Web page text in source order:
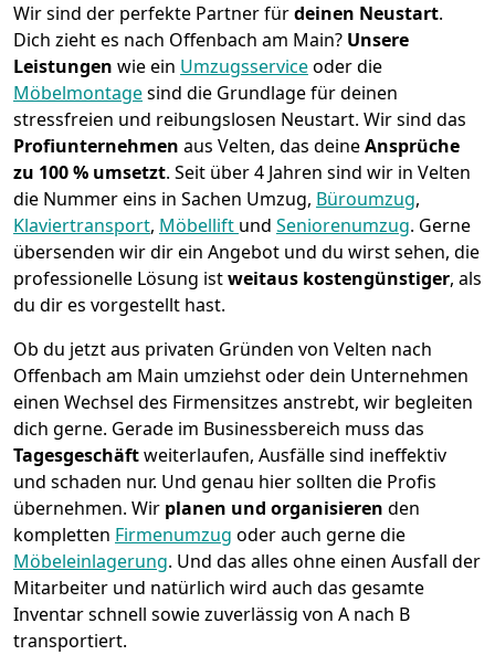
Wir sind der perfekte Partner fürdeinen Neustart.
Dich zieht es nach Offenbach am Main? Unsere
Leistungen wie ein Umzugsserviceoder die
Möbelmontagesind die Grundlage für deinen
stressfreien und reibungslosen Neustart. Wir sind das
Profiunternehmen aus Velten, das deineAnsprüche
zu 100 % umsetzt. Seit über 4 Jahren sind wir in Velten
die Nummer eins in Sachen Umzug, Büroumzug,
Klaviertransport, Möbellift und Seniorenumzug. Gerne
übersenden wir dir ein Angebot und du wirst sehen, die
professionelle Lösung istweitaus kostengünstiger, als
du dir es vorgestellt hast.
Ob du jetzt aus privaten Gründen von Velten nach
Offenbach am Main umziehst oder dein Unternehmen
einen Wechsel des Firmensitzes anstrebt, wir begleiten
dich gerne. Gerade im Businessbereich muss das
Tagesgeschäftweiterlaufen, Ausfälle sind ineffektiv
und schaden nur. Und genau hier sollten die Profis
übernehmen. Wir planen und organisieren den
kompletten Firmenumzug oder auch gerne die
Möbeleinlagerung. Und das alles ohne einen Ausfall der
Mitarbeiter und natürlich wird auch das gesamte
Inventar schnell sowie zuverlässig von A nach B
transportiert.